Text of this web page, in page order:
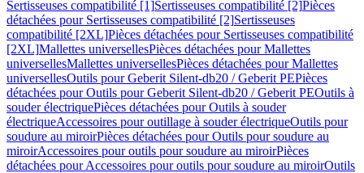
Sertisseuses compatibilité [1]Sertisseuses compatibilité [2]Pièces
détachées pour Sertisseuses compatibilité [2]Sertisseuses
compatibilité [2XL]Pièces détachées pour Sertisseuses compatibilité
[2XL]Mallettes universellesPièces détachées pour Mallettes
universellesMallettes universellesPièces détachées pour Mallettes
universellesOutils pour Geberit Silent-db20 / Geberit PEPièces
détachées pour Outils pour Geberit Silent-db20 / Geberit PEOutils à
souder électriquePièces détachées pour Outils à souder
électriqueAccessoires pour outillage à souder électriqueOutils pour
soudure au miroirPièces détachées pour Outils pour soudure au
miroirAccessoires pour outils pour soudure au miroirPièces
détachées pour Accessoires pour outils pour soudure au miroirOutils